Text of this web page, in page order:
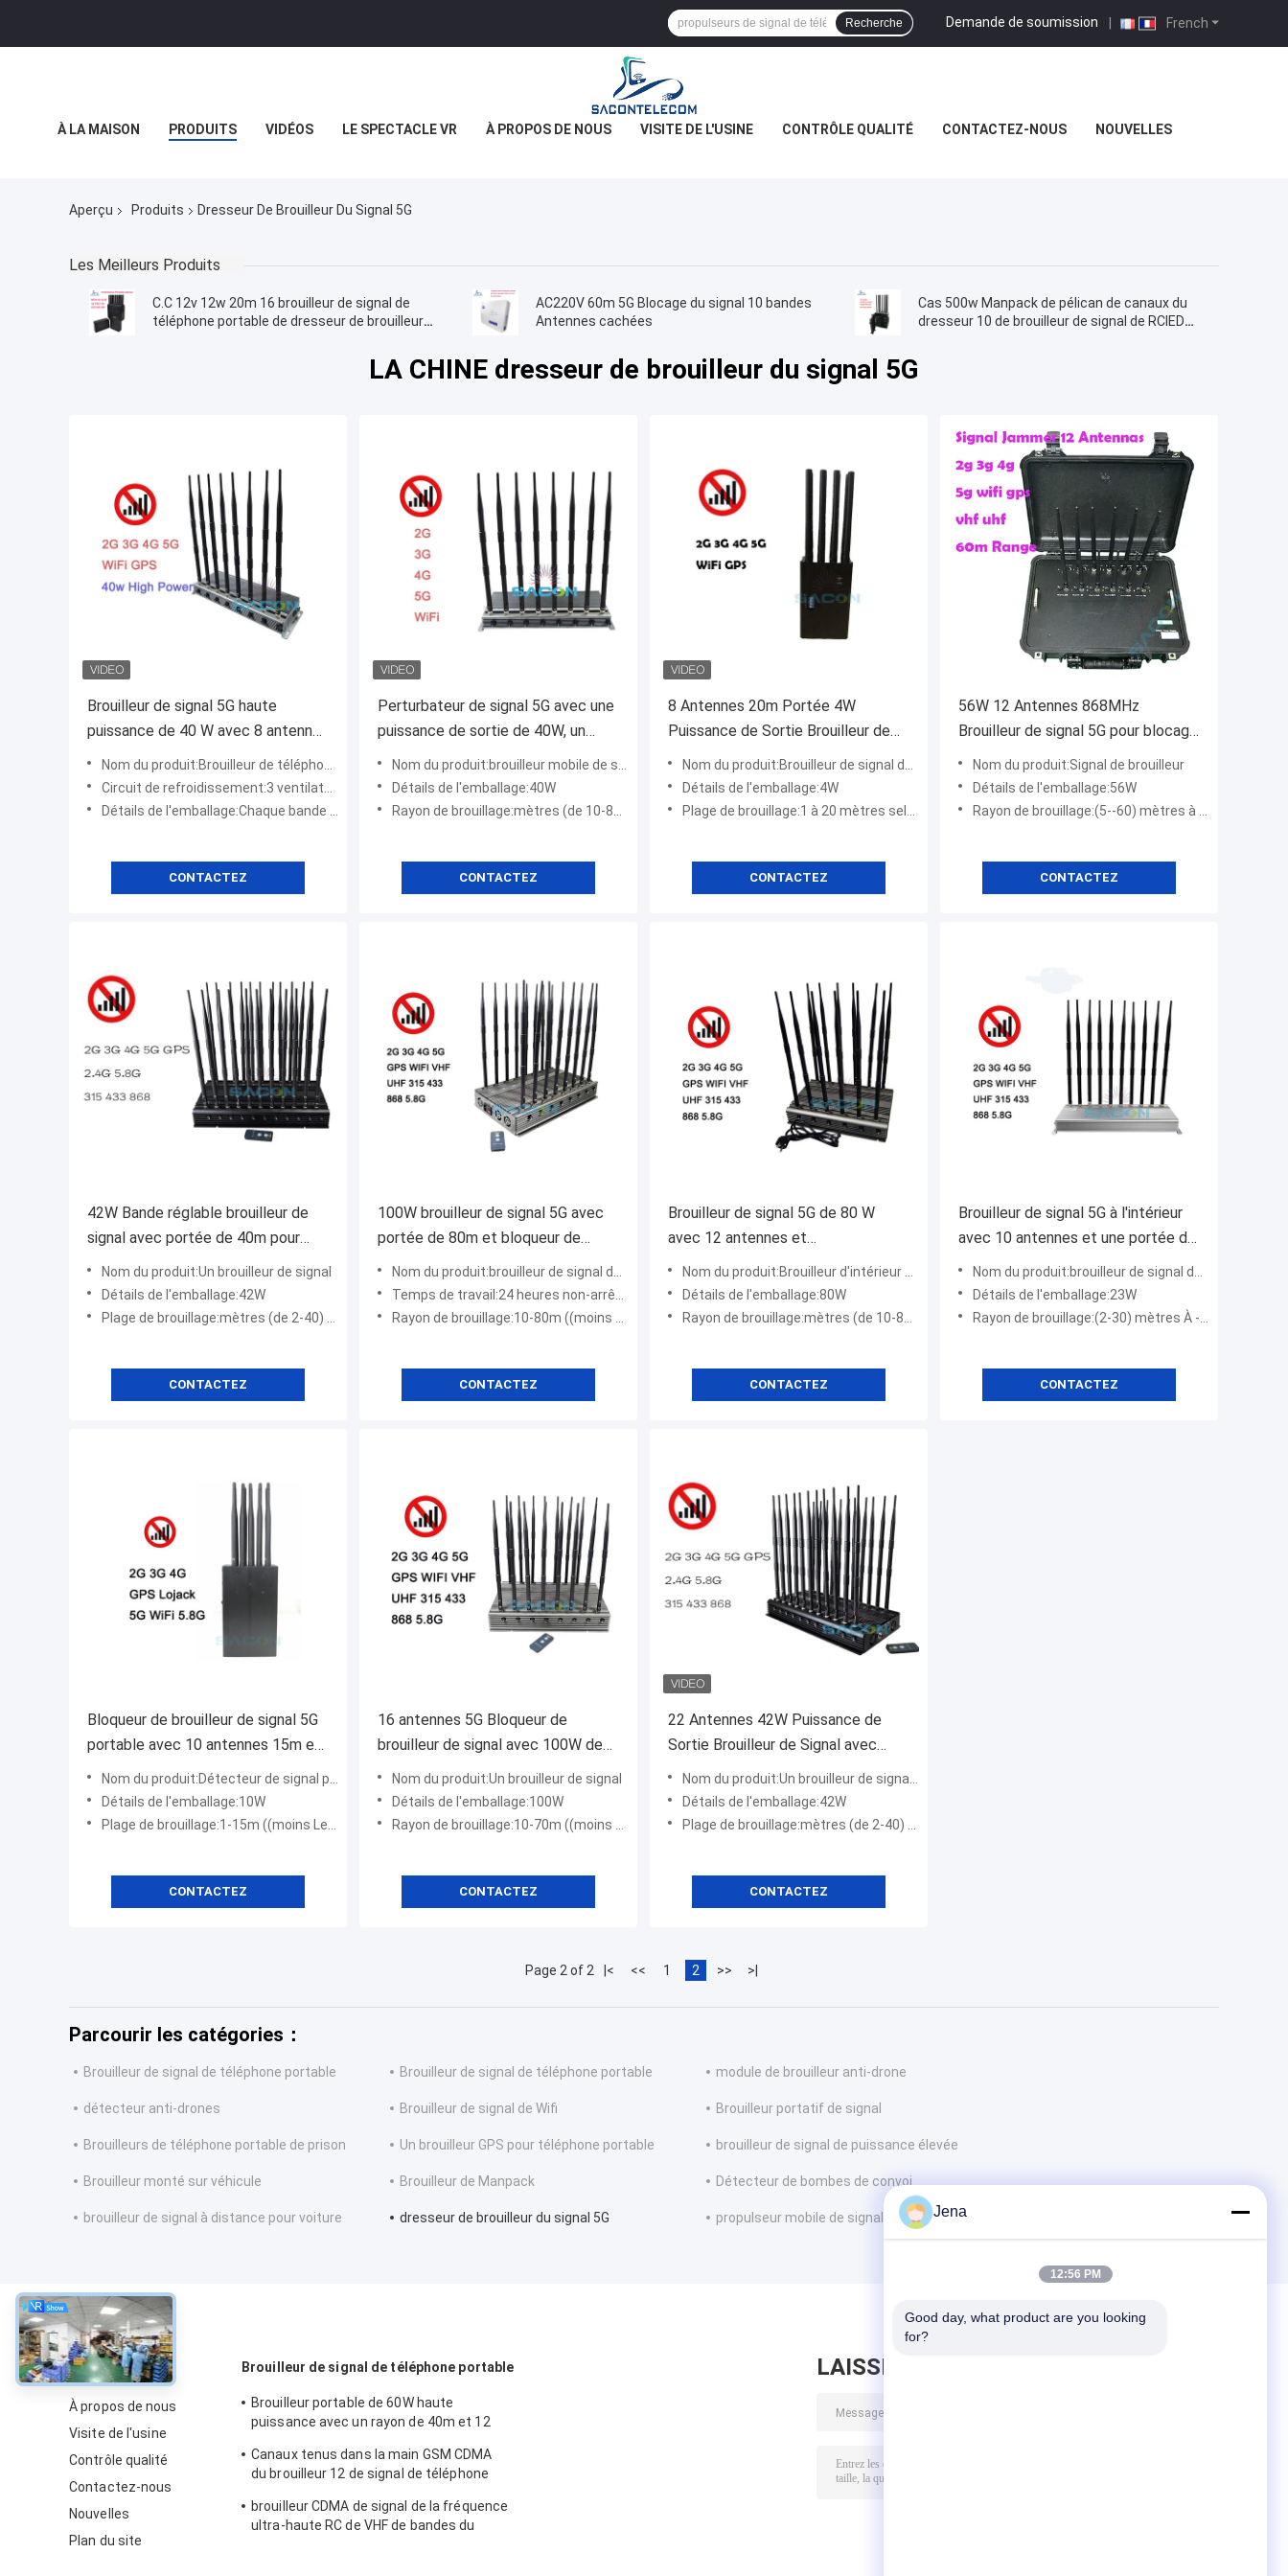
French
Demande de soumission |
Recherche
À LA MAISON PRODUITS VIDÉOS LE SPECTACLE VR À PROPOS DE NOUS VISITE DE L'USINE CONTRÔLE QUALITÉ CONTACTEZ-NOUS NOUVELLES
Aperçu Produits Dresseur De Brouilleur Du Signal 5G
Les Meilleurs Produits
C.C 12v 12w 20m 16 brouilleur de signal de
téléphone portable de dresseur de brouilleur
AC220V 60m 5G Blocage du signal 10 bandes
Antennes cachées
Cas 500w Manpack de pélican de canaux du
dresseur 10 de brouilleur de signal de RCIED
LA CHINE dresseur de brouilleur du signal 5G
Brouilleur de signal 5G haute
puissance de 40 W avec 8 antennes
et une portée de 80 mètres pour
les zones sécurisées
Nom du produit:Brouilleur de téléphone portable 5G
Circuit de refroidissement:3 ventilateurs à l'intérieur
Détails de l'emballage:Chaque bande 5 watts
CONTACTEZ
Perturbateur de signal 5G avec une
puissance de sortie de 40W, un
rayon de brouillage de 80m et 3
ventilateurs de refroidissement
Nom du produit:brouilleur mobile de signal
Détails de l'emballage:40W
Rayon de brouillage:mètres (de 10-80) à -75dBm
CONTACTEZ
8 Antennes 20m Portée 4W
Puissance de Sortie Brouilleur de
Signal Brouilleur de Téléphone
Portable Brouilleur WiFi
Nom du produit:Brouilleur de signal de véhicule
Détails de l'emballage:4W
Plage de brouillage:1 à 20 mètres selon la force du signal d'environnement
CONTACTEZ
56W 12 Antennes 868MHz
Brouilleur de signal 5G pour blocage
multi-fréquences
Nom du produit:Signal de brouilleur
Détails de l'emballage:56W
Rayon de brouillage:(5--60) mètres à -75dBm
CONTACTEZ
42W Bande réglable brouilleur de
signal avec portée de 40m pour
signaux VHF UHF 5G
Nom du produit:Un brouilleur de signal
Détails de l'emballage:42W
Plage de brouillage:mètres (de 2-40) à -75dBm
CONTACTEZ
100W brouilleur de signal 5G avec
portée de 80m et bloqueur de
téléphone portable 16 bandes pour
brouillage multi-fréquences
Nom du produit:brouilleur de signal de puissance élevée de 5.2G 5.8G
Temps de travail:24 heures non-arrêtées
Rayon de brouillage:10-80m ((moins de niveau de signal ≤-85dBm) @ selon la densité de signal du réseau mobile
CONTACTEZ
Brouilleur de signal 5G de 80 W
avec 12 antennes et
télécommande infrarouge pour le
blocage des téléphones mobiles
Nom du produit:Brouilleur d'intérieur de signal de téléphone portable
Détails de l'emballage:80W
Rayon de brouillage:mètres (de 10-80) à -75dBm
CONTACTEZ
Brouilleur de signal 5G à l'intérieur
avec 10 antennes et une portée de
rayon de 30 m pour un
fonctionnement continu de 24
heures
Nom du produit:brouilleur de signal du téléphone portable 5G
Détails de l'emballage:23W
Rayon de brouillage:(2-30) mètres À -75 dBm
CONTACTEZ
Bloqueur de brouilleur de signal 5G
portable avec 10 antennes 15m et
batterie 8000mAh
Nom du produit:Détecteur de signal portable 5G
Détails de l'emballage:10W
Plage de brouillage:1-15m ((moins Le niveau de signal ≤-85dBm) @en fonction de la densité du signal du réseau mobile
CONTACTEZ
16 antennes 5G Bloqueur de
brouilleur de signal avec 100W de
puissance de sortie et un rayon de
brouillage de 80m
Nom du produit:Un brouilleur de signal
Détails de l'emballage:100W
Rayon de brouillage:10-70m ((moins de niveau de signal ≤-85dBm) @ selon la densité de signal du réseau mobile
CONTACTEZ
22 Antennes 42W Puissance de
Sortie Brouilleur de Signal avec
40m Portée de Brouillage pour
Blocage Mobile et WiFi
Nom du produit:Un brouilleur de signal mobile
Détails de l'emballage:42W
Plage de brouillage:mètres (de 2-40) à -75dBm
CONTACTEZ
Page 2 of 2 |< << 1 2 >> >|
Parcourir les catégories：
Brouilleur de signal de téléphone portable Brouilleur de signal de téléphone portable module de brouilleur anti-drone
détecteur anti-drones Brouilleur de signal de Wifi Brouilleur portatif de signal
Brouilleurs de téléphone portable de prison Un brouilleur GPS pour téléphone portable brouilleur de signal de puissance élevée
Brouilleur monté sur véhicule Brouilleur de Manpack Détecteur de bombes de convoi
brouilleur de signal à distance pour voiture dresseur de brouilleur du signal 5G propulseur mobile de signal
À propos
À propos de nous
Visite de l'usine
Contrôle qualité
Contactez-nous
Nouvelles
Plan du site
Brouilleur de signal de téléphone portable
Brouilleur portable de 60W haute
puissance avec un rayon de 40m et 12
Canaux tenus dans la main GSM CDMA
du brouilleur 12 de signal de téléphone
brouilleur CDMA de signal de la fréquence
ultra-haute RC de VHF de bandes du
LAISSEZ UN MESSAGE
Jena
12:56 PM
Good day, what product are you looking
for?